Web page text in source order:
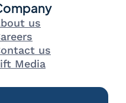
us
us
Media